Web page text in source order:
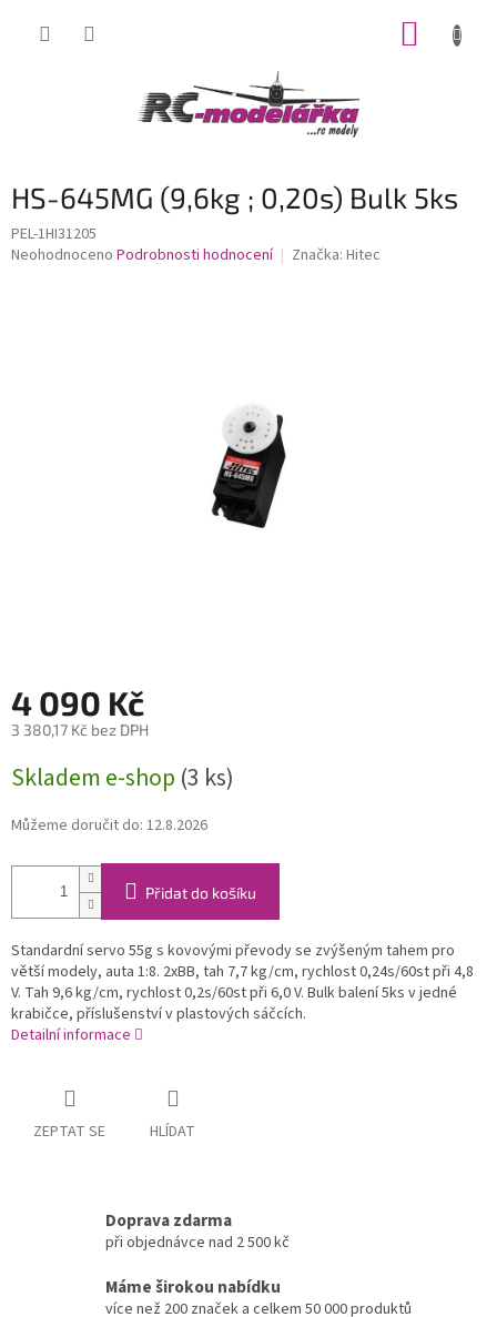
HS-645MG (9,6kg ; 0,20s) Bulk 5ks
PEL-1HI31205
Průměrné
Neohodnoceno Podrobnosti hodnocení Značka: Hitec
4 090 Kč
3 380,17 Kč bez DPH
cena:
Skladem e-shop (3 ks)
Můžeme doručit do: 12.8.2026
Přidat do košíku
Standardní servo 55g s kovovými převody se zvýšeným tahem pro
větší modely, auta 1:8. 2xBB, tah 7,7 kg/cm, rychlost 0,24s/60st při 4,8
V. Tah 9,6 kg/cm, rychlost 0,2s/60st při 6,0 V. Bulk balení 5ks v jedné
krabičce, příslušenství v plastových sáčcích.
Detailní informace
ZEPTAT SE HLÍDAT
Doprava zdarma
při objednávce nad 2 500 kč
Máme širokou nabídku
více než 200 značek a celkem 50 000 produktů